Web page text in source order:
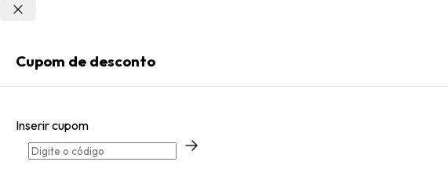
Esqueci minha senha
Acessar com senha temporária
Cupom de desconto
Inserir cupom